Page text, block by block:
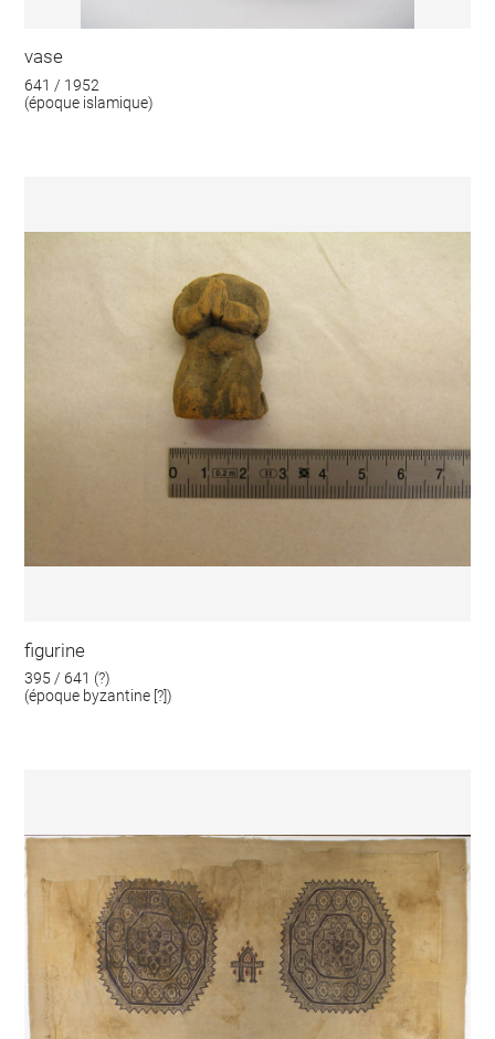
vase
641 / 1952
(époque islamique)
figurine
395 / 641 (?)
(époque byzantine [?])